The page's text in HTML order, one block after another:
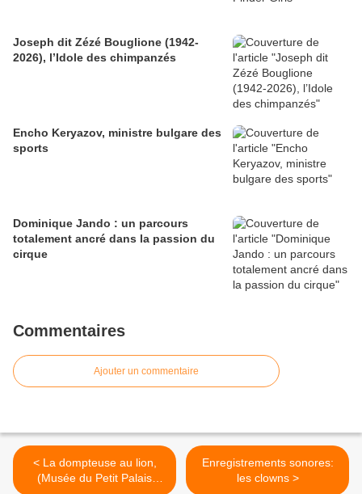
Joseph dit Zézé Bouglione (1942-
2026), l’Idole des chimpanzés
Encho Keryazov, ministre bulgare des
sports
Dominique Jando : un parcours
totalement ancré dans la passion du
cirque
Commentaires
Ajouter un commentaire
< La dompteuse au lion,
(Musée du Petit Palais
Enregistrements sonores:
les clowns >